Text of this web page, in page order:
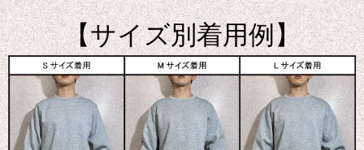
【サイズ別着用例】